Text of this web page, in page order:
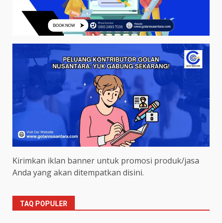
Kirimkan iklan banner untuk promosi produk/jasa
Anda yang akan ditempatkan disini.
TAQ POPULER